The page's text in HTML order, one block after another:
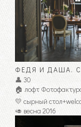
ФЕДЯ И ДАША.
👤 30
🏠 лофт
💛 сырный
🥑 весна 2016